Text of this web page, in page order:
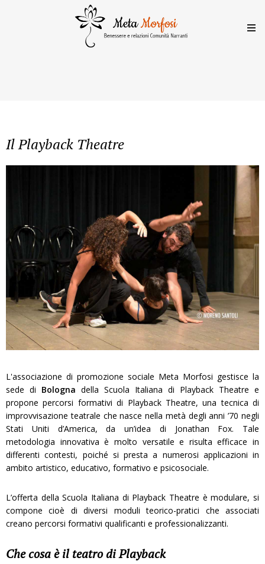
Il Playback Theatre
L'associazione di promozione sociale Meta Morfosi gestisce la
sede di Bologna della Scuola Italiana di Playback Theatre e
propone percorsi formativi di Playback Theatre, una tecnica di
improvvisazione teatrale che nasce nella metà degli anni ’70 negli
Stati Uniti d’America, da un’idea di Jonathan Fox. Tale
metodologia innovativa è molto versatile e risulta efficace in
differenti contesti, poiché si presta a numerosi applicazioni in
ambito artistico, educativo, formativo e psicosociale.
L’offerta della Scuola Italiana di Playback Theatre è modulare, si
compone cioè di diversi moduli teorico-pratici che associati
creano percorsi formativi qualificanti e professionalizzanti.
Che cosa è il teatro di Playback